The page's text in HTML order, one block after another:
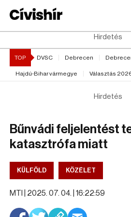
Hirdetés
TOP DVSC Debrecen
Hajdú-Bihar vármegye Választás
Hirdetés
Bűnvádi feljelentést
katasztrófa miatt
KÜLFÖLD KÖZÉLET
MTI | 2025. 07. 04. | 16:22:59